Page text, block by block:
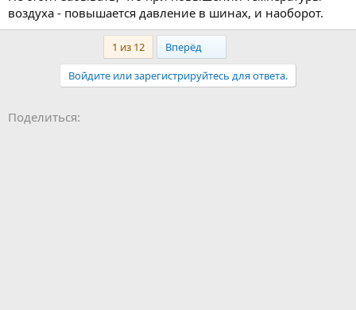
воздуха - повышается давление в шинах, и наоборот.
1 из 12 Вперёд
Войдите или зарегистрируйтесь для ответа.
Поделиться: